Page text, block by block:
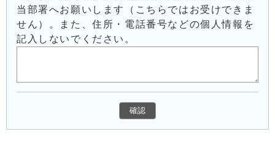
当部署へお願いします（こちらではお受けできま
せん）。また、住所・電話番号などの個人情報を
記入しないでください。